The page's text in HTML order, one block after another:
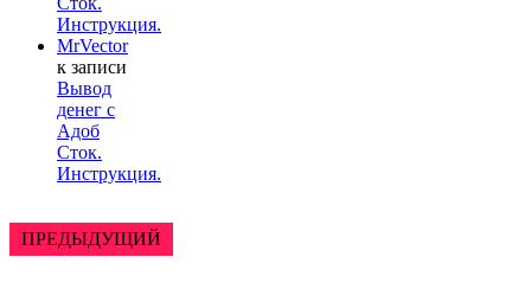
Инструкция.
MrVector
к записи
Вывод
денег с
Адоб
Сток.
Инструкция.
ПРЕДЫДУЩИЙ